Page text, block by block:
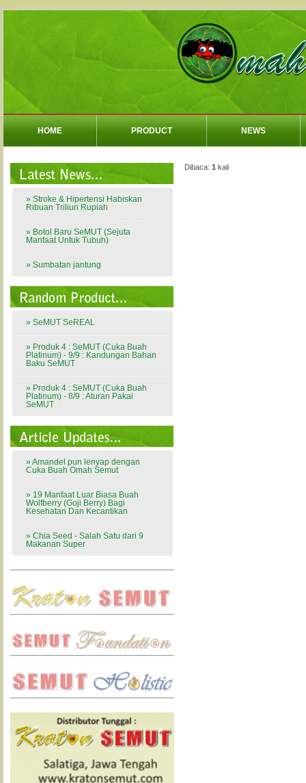
HOME PRODUCT NEWS
» Stroke & Hipertensi Habiskan
Ribuan Triliun Rupiah
» Botol Baru SeMUT (Sejuta
Manfaat Untuk Tubuh)
» Sumbatan jantung
» SeMUT SeREAL
» Produk 4 : SeMUT (Cuka Buah
Platinum) - 9/9 : Kandungan Bahan
Baku SeMUT
» Produk 4 : SeMUT (Cuka Buah
Platinum) - 8/9 : Aturan Pakai
SeMUT
» Amandel pun lenyap dengan
Cuka Buah Omah Semut
» 19 Manfaat Luar Biasa Buah
Wolfberry (Goji Berry) Bagi
Kesehatan Dan Kecantikan
» Chia Seed - Salah Satu dari 9
Makanan Super
Dibaca: 1 kali